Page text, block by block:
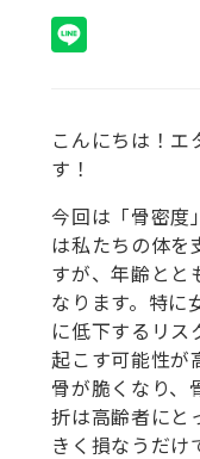
こんにちは！エ
す！
今回は「骨密度
は私たちの体を
すが、年齢とと
なります。特に
に低下するリス
起こす可能性が
骨が脆くなり、
折は高齢者にと
きく損なうだけ